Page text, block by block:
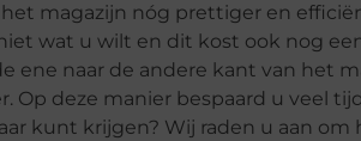
magazijn nóg prettiger en
wat u wilt en dit kost ook nog
ene naar de andere kant van het
Op deze manier bespaard u veel
kunt krijgen? Wij raden u aan